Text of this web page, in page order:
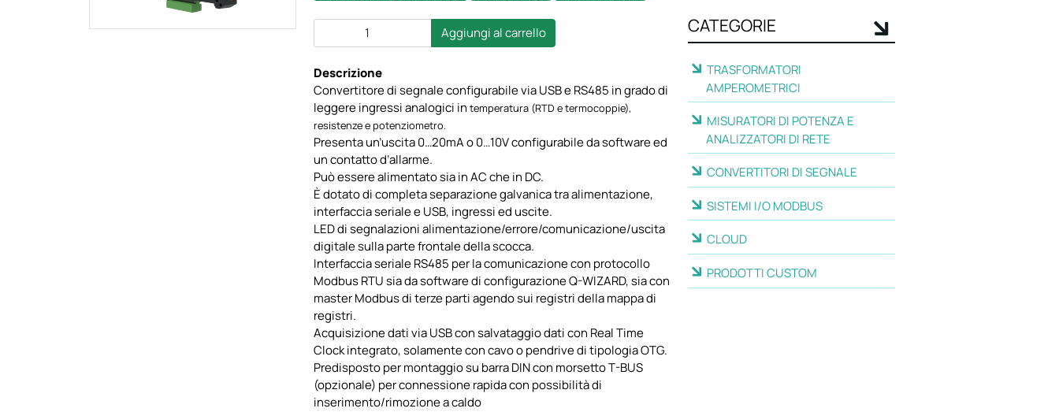
Aggiungi al carrello
Descrizione
Convertitore di segnale configurabile via USB e RS485 in grado di
leggere ingressi analogici intemperatura (RTD e termocoppie),
resistenze epotenziometro.
Presenta un’uscita 0…20mA o 0…10V configurabile da software ed
un contatto d’allarme.
Può essere alimentato sia in AC che in DC.
È dotato di completa separazione galvanica tra alimentazione,
interfaccia seriale e USB, ingressi ed uscite.
LED di segnalazioni alimentazione/errore/comunicazione/uscita
digitale sulla parte frontale della scocca.
Interfaccia seriale RS485 per la comunicazione con protocollo
Modbus RTU sia da software di configurazione Q-WIZARD, sia con
master Modbus di terze parti agendo sui registri della mappa di
registri.
Acquisizione dati via USB con salvataggio dati con Real Time
Clock integrato, solamente con cavo o pendrive di tipologia OTG.
Predisposto per montaggio su barra DIN con morsetto T-BUS
(opzionale) per connessione rapida con possibilità di
inserimento/rimozione a caldo
CATEGORIE
TRASFORMATORI
AMPEROMETRICI
MISURATORI DI POTENZA E
ANALIZZATORI DI RETE
CONVERTITORI DI SEGNALE
SISTEMI I/O MODBUS
CLOUD
PRODOTTI CUSTOM